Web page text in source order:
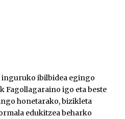
inguruko ibilbidea egingo
Fagollagaraino igo eta beste
honetarako, bizikleta
edukitzea beharko